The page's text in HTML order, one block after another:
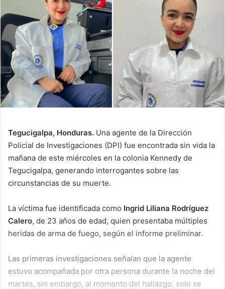
Tegucigalpa, Honduras. Una agente de la Dirección
Policial de Investigaciones (DPI) fue encontrada sin vida la
mañana de este miércoles en la colonia Kennedy de
Tegucigalpa, generando interrogantes sobre las
circunstancias de su muerte.
La víctima fue identificada como Ingrid Liliana Rodríguez
Calero, de 23 años de edad, quien presentaba múltiples
heridas de arma de fuego, según el informe preliminar.
Las primeras investigaciones señalan que la agente
estuvo acompañada por otra persona durante la noche del
martes, sin embargo, al momento del hallazgo, solo se